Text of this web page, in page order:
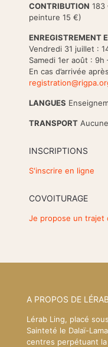
CONTRIBUTION 183
peinture 15 €)
ENREGISTREMENT
Vendredi 31 juillet :
Samedi 1er août : 9h
En cas d’arrivée
LANGUES
TRANSPORT
INSCRIPTIONS
S'inscrire en ligne
COVOITURAGE
Je propose un trajet
A PROPOS DE
Lérab Ling, placé
Sainteté le Dalaï-
centres perpétuant